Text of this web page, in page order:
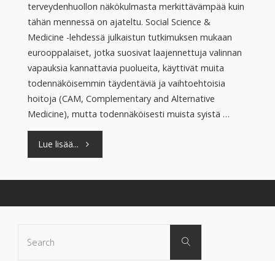
terveydenhuollon näkökulmasta merkittävämpää kuin
tähän mennessä on ajateltu. Social Science &
Medicine -lehdessä julkaistun tutkimuksen mukaan
eurooppalaiset, jotka suosivat laajennettuja valinnan
vapauksia kannattavia puolueita, käyttivät muita
todennäköisemmin täydentäviä ja vaihtoehtoisia
hoitoja (CAM, Complementary and Alternative
Medicine), mutta todennäköisesti muista syistä …
Lue lisää... "Korruption
Search